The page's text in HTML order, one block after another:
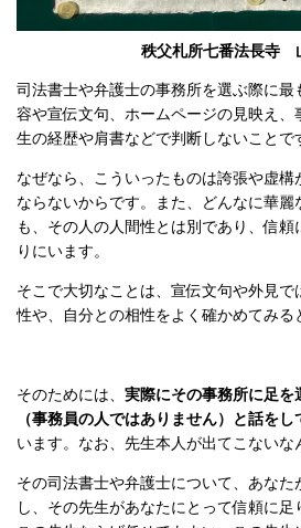
秩父札所七番法長寺
司法書士や弁護士の事務所を選ぶ際に最
容や宣伝文句、ホームページの見映え
生の経歴や肩書などで判断しないことで
なぜなら、こ ういったものは誇張や虚
ならないからです。また、どんなに華麗
も、その人の人間性とは別であり、信
りにいます。
そこで大切なことは、宣伝文句や外見で
性や、自分との相性をよく確かめてみる
そのためには、 実際にその事務所に足を
（事務員の人ではありません）と話をし
います。なお、先生本人が出てこないな
その司法書士や弁護士について、あなた
し、その先生があなたにとって信頼に足